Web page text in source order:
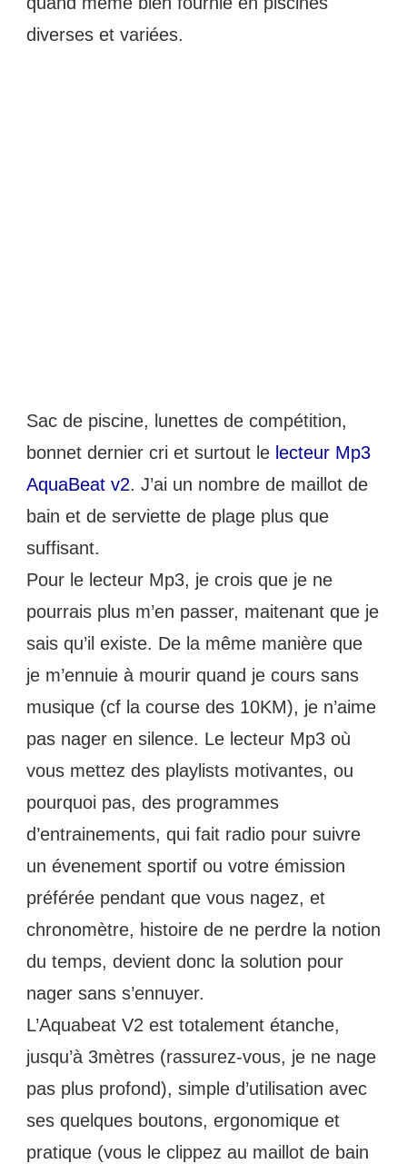
diverses et variées.
Sac de piscine, lunettes de compétition,
bonnet dernier cri et surtout le lecteur Mp3
AquaBeat v2. J’ai un nombre de maillot de
bain et de serviette de plage plus que
suffisant.
Pour le lecteur Mp3, je crois que je ne
pourrais plus m’en passer, maitenant que je
sais qu’il existe. De la même manière que
je m’ennuie à mourir quand je cours sans
musique (cf la course des 10KM), je n’aime
pas nager en silence. Le lecteur Mp3 où
vous mettez des playlists motivantes, ou
pourquoi pas, des programmes
d’entrainements, qui fait radio pour suivre
un évenement sportif ou votre émission
préférée pendant que vous nagez, et
chronomètre, histoire de ne perdre la notion
du temps, devient donc la solution pour
nager sans s’ennuyer.
L’Aquabeat V2 est totalement étanche,
jusqu’à 3mètres (rassurez-vous, je ne nage
pas plus profond), simple d’utilisation avec
ses quelques boutons, ergonomique et
pratique (vous le clippez au maillot de bain